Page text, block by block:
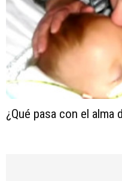
¿Qué pasa con el alma